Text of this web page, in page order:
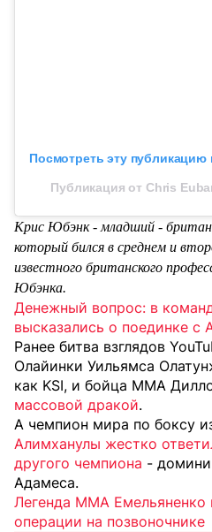
Посмотреть эту публикацию
Публикация от Chris
Крис Юбэнк - младший -
который бился в среднем и
известного британского
Юбэнка.
Денежный вопрос: в
высказались о поединке с
Ранее битва взглядов
Олайинки Уильямса
как KSI, и бойца MMA
массовой дракой.
А чемпион мира по боксу
Алимханулы жестко
другого чемпиона -
Адамеса.
Легенда ММА Емельяненко
операции на позвоночнике